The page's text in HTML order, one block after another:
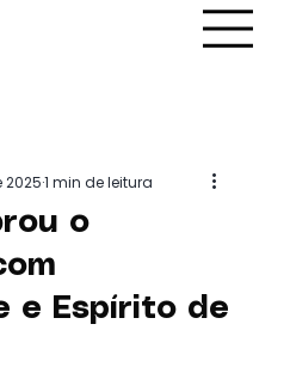
o
e Espírito de
20251 min de leitura